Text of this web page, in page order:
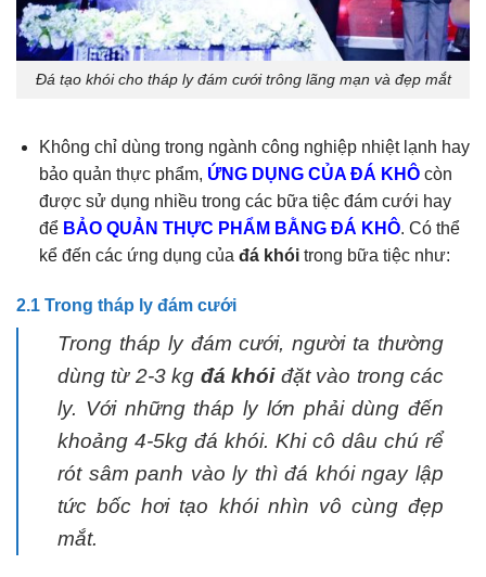
Đá tạo khói cho tháp ly đám cưới trông lãng mạn và đẹp mắt
Không chỉ dùng trong ngành công nghiệp nhiệt lạnh hay
bảo quản thực phẩm, ỨNG DỤNG CỦA ĐÁ KHÔcòn
được sử dụng nhiều trong các bữa tiệc đám cưới hay
để BẢO QUẢN THỰC PHẨM BẰNG ĐÁ KHÔ. Có thể
kể đến các ứng dụng của đá khóitrong bữa tiệc như:
2.1 Trong tháp ly đám cưới
Trong tháp ly đám cưới, người ta thường
dùng từ 2-3 kg đá khóiđặt vào trong các
ly. Với những tháp ly lớn phải dùng đến
khoảng 4-5kg đá khói. Khi cô dâu chú rể
rót sâm panh vào ly thì đá khói ngay lập
tức bốc hơi tạo khói nhìn vô cùng đẹp
mắt.